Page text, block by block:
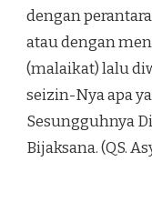
dengan
atau dengan
(malaikat) lalu
seizin-Nya apa
Sesungguhnya
Bijaksana. (QS.